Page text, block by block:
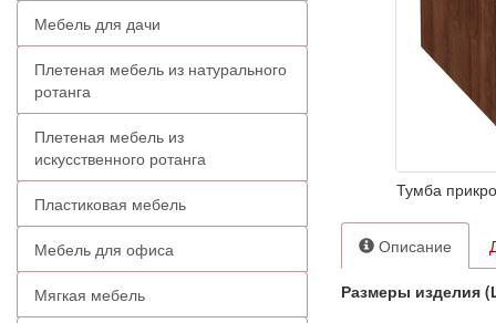
Мебель для дачи
Плетеная мебель из натурального
ротанга
Плетеная мебель из
искусственного ротанга
Пластиковая мебель
Мебель для офиса
Мягкая мебель
Тумба
Описание
Размеры изделия